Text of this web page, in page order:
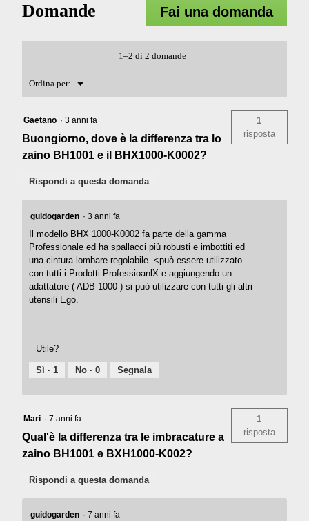
PORTA
Domande Fai una domanda
1–2 di 2 domande
Ordina per: ▼
Menu
Gaetano · 3 anni fa
Buongiorno, dove è la differenza tra lo
zaino BH1001 e il BHX1000-K0002?
1
risposta
Rispondi a questa domanda
guidogarden · 3 anni fa
Il modello BHX 1000-K0002 fa parte della gamma
Professionale ed ha spallacci più robusti e imbottiti ed
una cintura lombare regolabile. <può essere utilizzato
con tutti i Prodotti ProfessioanlX e aggiungendo un
adattatore ( ADB 1000 ) si può utilizzare con tutti gli altri
utensili Ego.
Utile?
Sì ·1 No ·0 Segnala
Mari · 7 anni fa
Qual'è la differenza tra le imbracature a
zaino BH1001 e BXH1000-K002?
1
risposta
Rispondi a questa domanda
guidogarden · 7 anni fa